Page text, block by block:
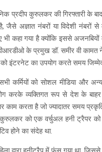
प्रदीप कुरुलकर की गिरफ्तारी
अज्ञात नंबरों या विदेशी नंबरों से
कहा गया है क्योंकि इससे
के प्रमुख डॉ. समीर वी
इंटरनेट का उपयोग करते समय
कर्मियों को सोशल मीडिया और
करके व्यक्तिगत रूप से देश के
काम करता है जो ज्यादातर समय
कुरुलकर को एक वर्चुअल हनी ट्रैपर
होने का संदेह था.